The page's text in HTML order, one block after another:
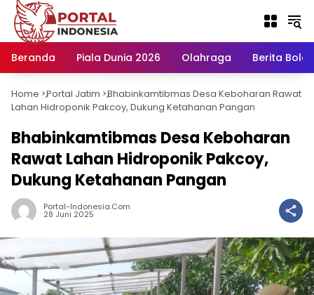
Langsung
konten
Beranda
Piala Dunia 2026 Olahraga Berita Bola
Home -
Portal Jatim -
Bhabinkamtibmas Desa Keboharan Rawat
Lahan Hidroponik Pakcoy, Dukung Ketahanan Pangan
Bhabinkamtibmas Desa Keboharan
Rawat Lahan Hidroponik Pakcoy,
Dukung Ketahanan Pangan
Portal-Indonesia.com
28 Juni 2025